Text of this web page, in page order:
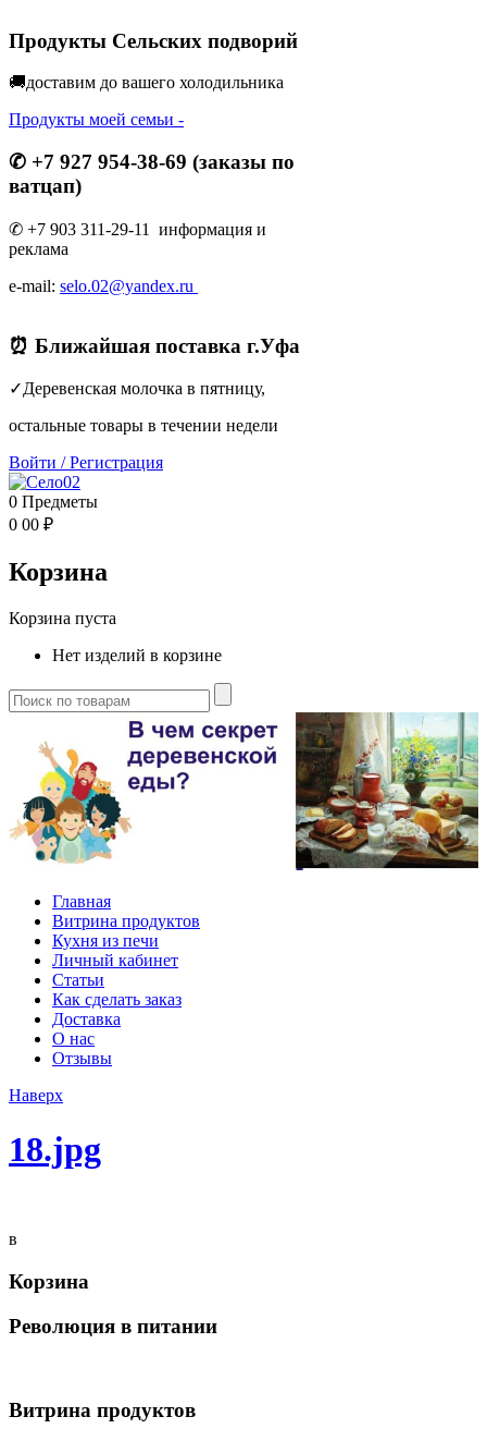
Продукты Сельских подворий
🚚доставим до вашего холодильника
Продукты моей семьи -
✆ +7 927 954-38-69 (заказы по
ватцап)
✆ +7 903 311-29-11 информация и
реклама
e-mail: selo.02@yandex.ru
⏰ Ближайшая поставка г.Уфа
✓Деревенская молочка в пятницу,
остальные товары в течении недели
Войти /Регистрация
0 Предметы
0 00 ₽
Корзина
Корзина пуста
Нет изделий в корзине
Главная
Витрина продуктов
Кухня из печи
Личный кабинет
Статьи
Как сделать заказ
Доставка
О нас
Отзывы
Наверх
18.jpg
в
Корзина
Революция в питании
Витрина продуктов